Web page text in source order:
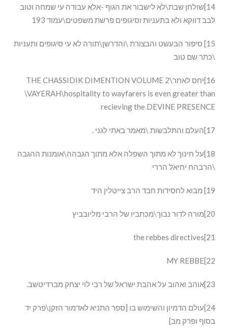
14]שולחן שבת\לא לישבור את הגוף -אלא עבודה עי שמחה וטוב
לבב דווקא ולא בתעניות וסיגופים פרשת משפטים\עמוד 193
15] סיפור הבעשט והבצורת \והדרשן\תורה לא עי סיגופים ותעניות
\כתר שם טוב
16]יחס לאחר\THE CHASSIDIK DIMENTION VOLUME 2
\VAYERAH\hospitality to wayfarers is even greater than
recieving the DEVINE PRESENCE
17]העלם והתלבשות \מאמר באתי לגני .
18]על חינוך לא מתוך השפלה אלא מתוך הגבהה\אומנות ההגבה
\הרבהח יחיאל הררי
19] מבוא לחסידות חבד הרב צייטלין היד
20]מורה לדור נבוך\מכתביו של הרבי מליובביץ
21]the rebbes directives
MY REBBE[22
23]אוהב ואהוב על אהבת ישראל של רבי לוי יצחק מברדיטשב.
24]עולם הדמיון והשימוש בו [ספר התניא לאדמור הזקן\פרק יד
בסוף ופרק מב]